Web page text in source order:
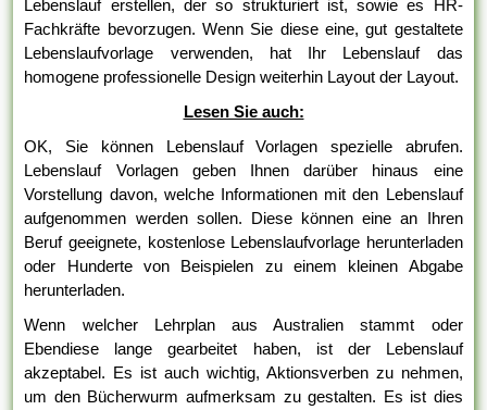
Lebenslauf erstellen, der so strukturiert ist, sowie es HR-
Fachkräfte bevorzugen. Wenn Sie diese eine, gut gestaltete
Lebenslaufvorlage verwenden, hat Ihr Lebenslauf das
homogene professionelle Design weiterhin Layout der Layout.
Lesen Sie auch:
OK, Sie können Lebenslauf Vorlagen spezielle abrufen.
Lebenslauf Vorlagen geben Ihnen darüber hinaus eine
Vorstellung davon, welche Informationen mit den Lebenslauf
aufgenommen werden sollen. Diese können eine an Ihren
Beruf geeignete, kostenlose Lebenslaufvorlage herunterladen
oder Hunderte von Beispielen zu einem kleinen Abgabe
herunterladen.
Wenn welcher Lehrplan aus Australien stammt oder
Ebendiese lange gearbeitet haben, ist der Lebenslauf
akzeptabel. Es ist auch wichtig, Aktionsverben zu nehmen,
um den Bücherwurm aufmerksam zu gestalten. Es ist dies